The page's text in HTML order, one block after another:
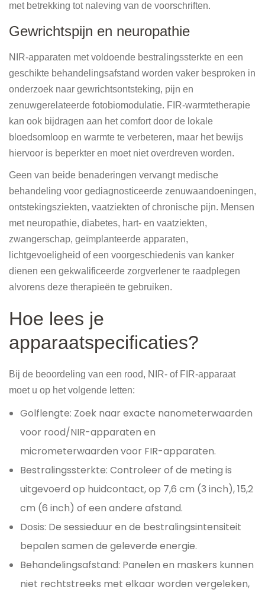
met betrekking tot naleving van de voorschriften.
Gewrichtspijn en neuropathie
NIR-apparaten met voldoende bestralingssterkte en een
geschikte behandelingsafstand worden vaker besproken in
onderzoek naar gewrichtsontsteking, pijn en
zenuwgerelateerde fotobiomodulatie. FIR-warmtetherapie
kan ook bijdragen aan het comfort door de lokale
bloedsomloop en warmte te verbeteren, maar het bewijs
hiervoor is beperkter en moet niet overdreven worden.
Geen van beide benaderingen vervangt medische
behandeling voor gediagnosticeerde zenuwaandoeningen,
ontstekingsziekten, vaatziekten of chronische pijn. Mensen
met neuropathie, diabetes, hart- en vaatziekten,
zwangerschap, geïmplanteerde apparaten,
lichtgevoeligheid of een voorgeschiedenis van kanker
dienen een gekwalificeerde zorgverlener te raadplegen
alvorens deze therapieën te gebruiken.
Hoe lees je
apparaatspecificaties?
Bij de beoordeling van een rood, NIR- of FIR-apparaat
moet u op het volgende letten:
Golflengte: Zoek naar exacte nanometerwaarden
voor rood/NIR-apparaten en
micrometerwaarden voor FIR-apparaten.
Bestralingssterkte: Controleer of de meting is
uitgevoerd op huidcontact, op 7,6 cm (3 inch), 15,2
cm (6 inch) of een andere afstand.
Dosis: De sessieduur en de bestralingsintensiteit
bepalen samen de geleverde energie.
Behandelingsafstand: Panelen en maskers kunnen
niet rechtstreeks met elkaar worden vergeleken,